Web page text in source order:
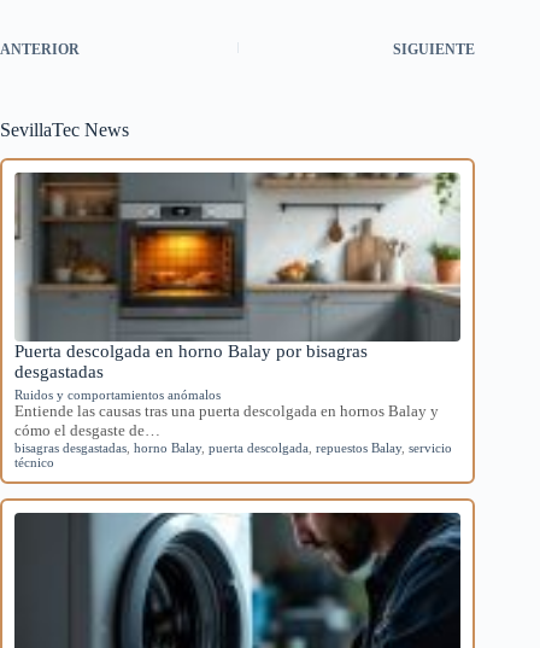
ANTERIOR SIGUIENTE
SevillaTec News
Puerta descolgada en horno Balay por bisagras
desgastadas
Ruidos y comportamientos anómalos
Entiende las causas tras una puerta descolgada en hornos Balay y
cómo el desgaste de…
bisagras desgastadas horno Balay, puerta descolgada repuestos Balay, servicio
técnico